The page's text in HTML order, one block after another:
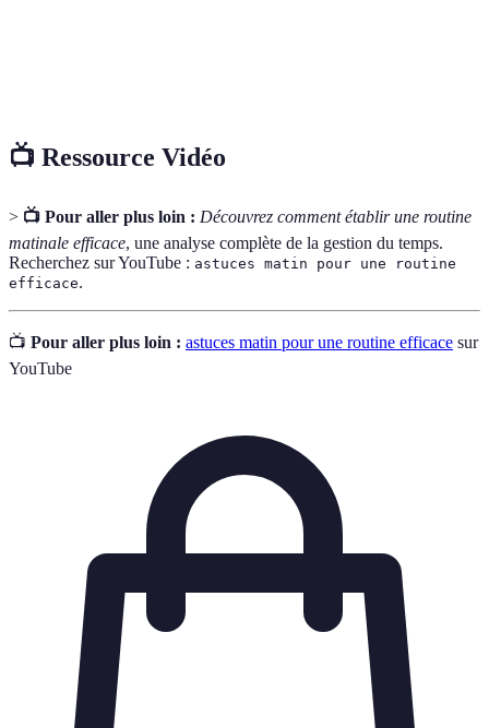
📺 Ressource Vidéo
> 📺 Pour aller plus loin : Découvrez comment établir une routine
matinale efficace, une analyse complète de la gestion du temps.
Recherchez sur YouTube : astuces matin pour une routine
efficace.
📺 Pour aller plus loin : astuces matin pour une routine efficace sur
YouTube